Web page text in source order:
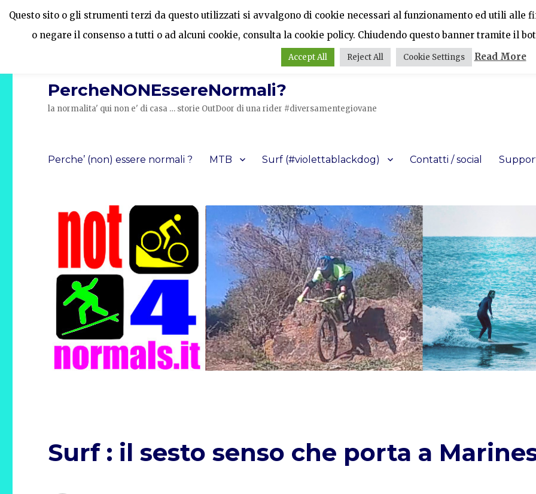
PercheNONEssereNormali?
la normalita' qui non e' di casa … storie OutDoor di una rider #diversamentegiovane
Perche’ (non) essere normali ? MTB Surf (#violettablackdog) Contatti / social
Surf : il sesto senso che porta a
Questo sito o gli strumenti terzi da questo utilizzati si avvalgono di cookie necessari al funzionamento ed utili alle
o negare il consenso a tutti o ad alcuni cookie, consulta la cookie policy. Chiudendo questo banner tramite il
Accept All Reject All Cookie Settings Read More